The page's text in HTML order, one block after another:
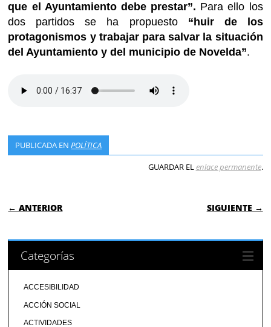
que el Ayuntamiento debe prestar”. Para ello los
dos partidos se ha propuesto “huir de los
protagonismos y trabajar para salvar la situación
del Ayuntamiento y del municipio de Novelda”.
PUBLICADA ENPOLÍTICA
GUARDAR ELenlace permanente.
NAVEGACIÓN DE ENTRADAS
← ANTERIOR SIGUIENTE →
Categorías
ACCESIBILIDAD
ACCIÓN SOCIAL
ACTIVIDADES